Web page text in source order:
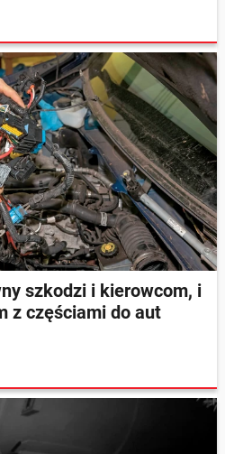
szkodzi i kierowcom, i
z częściami do aut